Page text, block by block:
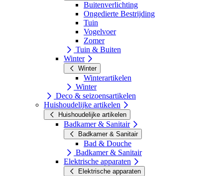
Buitenverlichting
Ongedierte Bestrijding
Tuin
Vogelvoer
Zomer
Tuin & Buiten
Winter
Winter
Winterartikelen
Winter
Deco & seizoensartikelen
Huishoudelijke artikelen
Huishoudelijke artikelen
Badkamer & Sanitair
Badkamer & Sanitair
Bad & Douche
Badkamer & Sanitair
Elektrische apparaten
Elektrische apparaten